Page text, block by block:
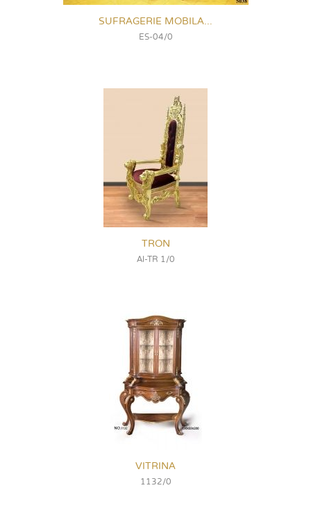
SUFRAGERIE MOBILA...
ES-04/0
TRON
Al-TR 1/0
VITRINA
1132/0